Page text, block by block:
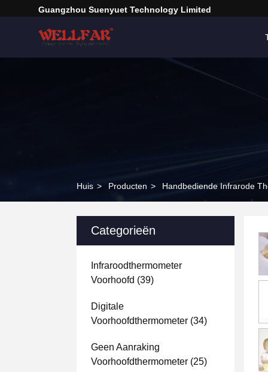
Guangzhou Suenyuet Technology Limited
Huis > Producten > Handbediende Infrarode
Categorieën
Infraroodthermometer
Voorhoofd (39)
Digitale
Voorhoofdthermometer (34)
Geen Aanraking
Voorhoofdthermometer (25)